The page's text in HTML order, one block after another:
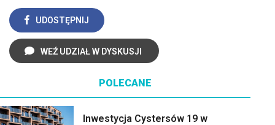
UDOSTĘPNIJ
WEŹ UDZIAŁ W DYSKUSJI
POLECANE
Inwestycja Cystersów 19 w